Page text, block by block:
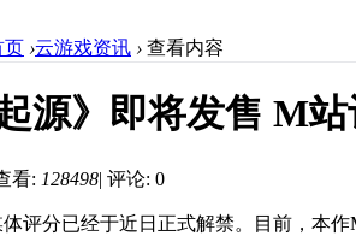
页 ›云游戏资讯 › 查看内容
源》即将发售 M
看: 128498| 评论: 0
评分已经于近日正式解禁。目前，本